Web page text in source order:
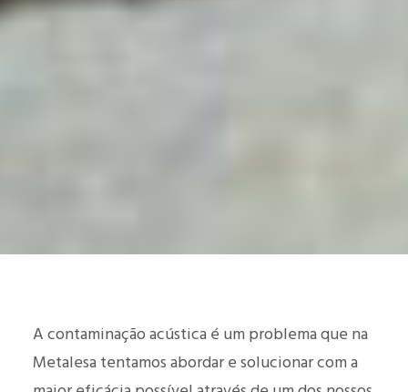
A contaminação acústica é um problema que na
Metalesa tentamos abordar e solucionar com a